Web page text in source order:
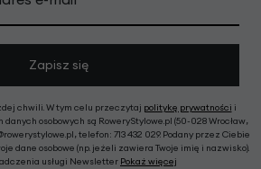
Zapisz się
chwili. W tym celu przeczytaj politykę prywatności i
osobowych są RoweryStylowe.pl (50-028 Wrocław,
telefon: 713 432 029. Podany przez Ciebie
dane osobowe (np. jeżeli zawiera Twoje imię i nazwisko).
usługi Newsletter Pokaż więcej